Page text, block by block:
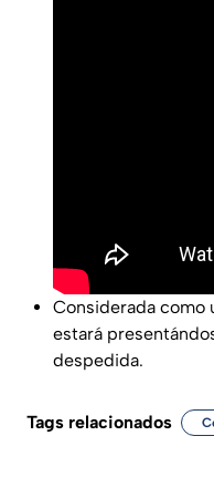
Considerada como
estará
despedida.
Tags relacionados